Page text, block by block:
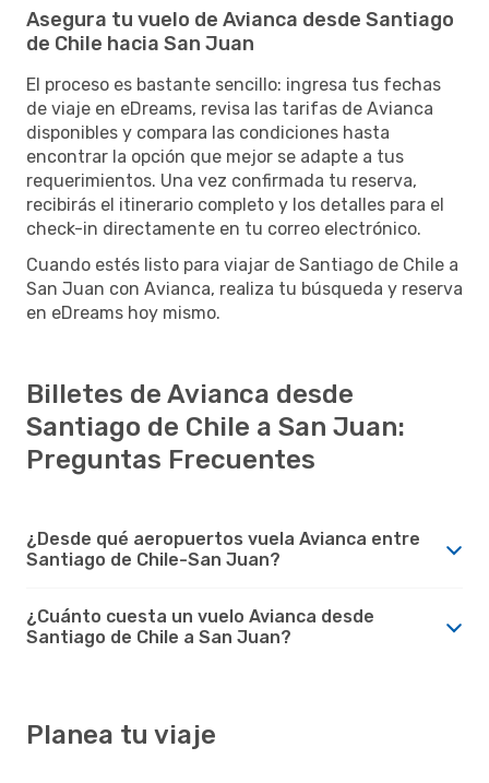
Asegura tu vuelo de Avianca desde Santiago
de Chile hacia San Juan
El proceso es bastante sencillo: ingresa tus fechas
de viaje en eDreams, revisa las tarifas de Avianca
disponibles y compara las condiciones hasta
encontrar la opción que mejor se adapte a tus
requerimientos. Una vez confirmada tu reserva,
recibirás el itinerario completo y los detalles para el
check-in directamente en tu correo electrónico.
Cuando estés listo para viajar de Santiago de Chile a
San Juan con Avianca, realiza tu búsqueda y reserva
en eDreams hoy mismo.
Billetes de Avianca desde
Santiago de Chile a San Juan:
Preguntas Frecuentes
¿Desde qué aeropuertos vuela Avianca entre
Santiago de Chile-San Juan?
¿Cuánto cuesta un vuelo Avianca desde
Santiago de Chile a San Juan?
Planea tu viaje